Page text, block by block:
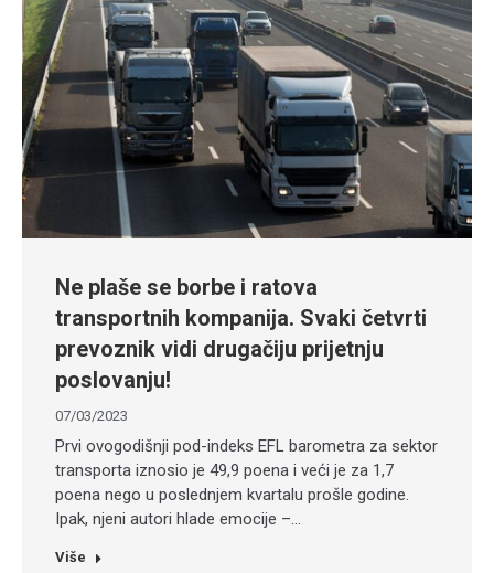
Ne plaše se borbe i ratova
transportnih kompanija. Svaki četvrti
prevoznik vidi drugačiju prijetnju
poslovanju!
07/03/2023
Prvi ovogodišnji pod-indeks EFL barometra za sektor
transporta iznosio je 49,9 poena i veći je za 1,7
poena nego u poslednjem kvartalu prošle godine.
Ipak, njeni autori hlade emocije –…
Više